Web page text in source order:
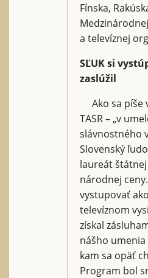
Fínska,
a televíznej
SĽUK si
zaslúžil
Ako sa píše
TASR – „v
slávnostného
Slovenský
laureát
národnej
vystupovať
televíznom
získal
nášho
kam sa opäť
Program bol